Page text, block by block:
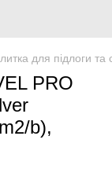
для підлоги та
PRO
b),